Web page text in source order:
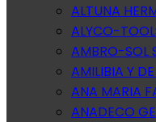
ALTUNA
ALYCO-
AMBRO-SOL
AMILIBIA Y
ANA MARIA
ANADECO